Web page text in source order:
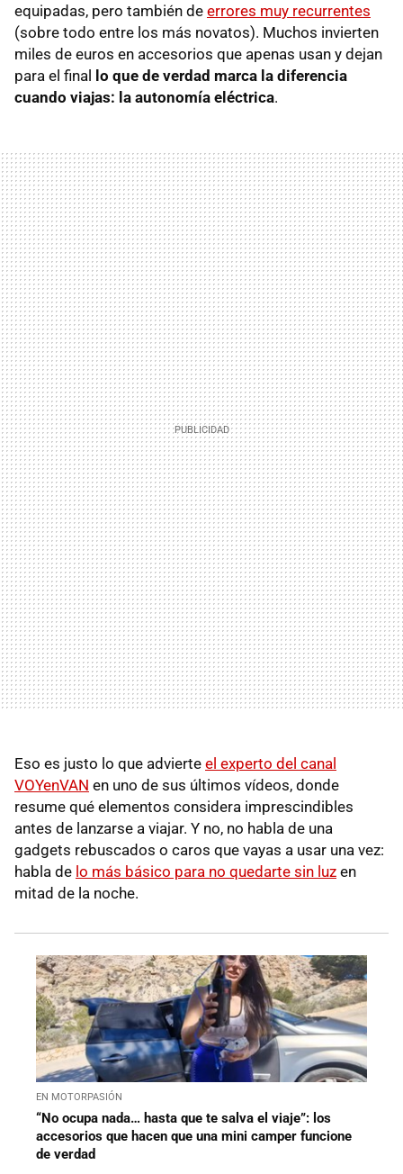
equipadas, pero también de errores muy recurrentes
(sobre todo entre los más novatos). Muchos invierten
miles de euros en accesorios que apenas usan y dejan
para el final
lo que de verdad marca la diferencia
cuando viajas: la autonomía eléctrica.
Eso es justo lo que advierte el experto del canal
VOYenVAN en uno de sus últimos vídeos, donde
resume qué elementos considera imprescindibles
antes de lanzarse a viajar. Y no, no habla de una
gadgets rebuscados o caros que vayas a usar una vez:
habla de lo más básico para no quedarte sin luz en
mitad de la noche.
EN MOTORPASIÓN
“No ocupa nada… hasta que te salva el viaje”: los
accesorios que hacen que una mini camper funcione
de verdad